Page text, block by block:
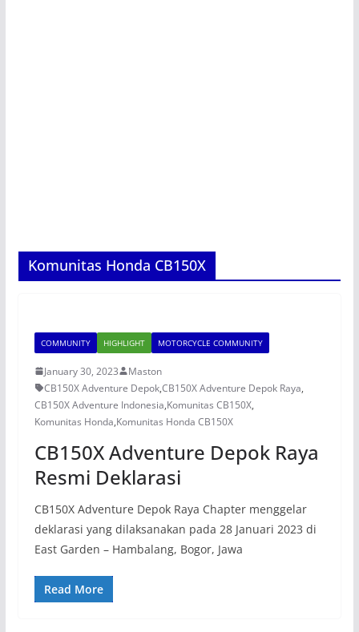
Komunitas Honda CB150X
COMMUNITY HIGHLIGHT MOTORCYCLE COMMUNITY
January 30, 2023
Maston
CB150X Adventure Depok,CB150X Adventure Depok Raya,
CB150X Adventure Indonesia,Komunitas CB150X,
Komunitas Honda,Komunitas Honda CB150X
CB150X Adventure Depok Raya
Resmi Deklarasi
CB150X Adventure Depok Raya Chapter menggelar
deklarasi yang dilaksanakan pada 28 Januari 2023 di
East Garden – Hambalang, Bogor, Jawa
Read More